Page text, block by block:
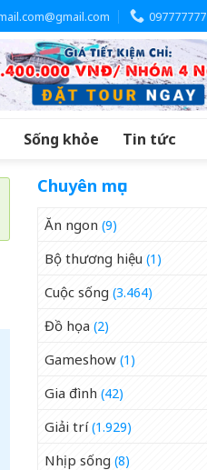
097777777
Sống khỏe Tin tức
Chuyên mục
Ăn ngon (9)
Bộ thương hiệu (1)
Cuộc sống (3.464)
Đồ họa (2)
Gameshow (1)
Gia đình (42)
Giải trí(1.929)
Nhịp sống (8)